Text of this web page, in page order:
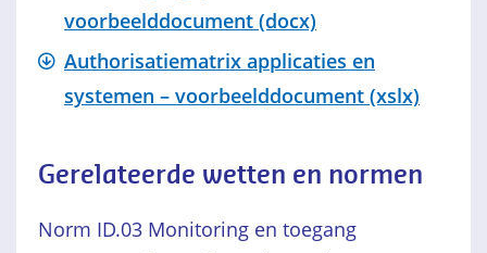
voorbeelddocument (docx)
Authorisatiematrix applicaties en
systemen – voorbeelddocument (xslx)
Gerelateerde wetten en normen
Norm ID.03 Monitoring en toegang